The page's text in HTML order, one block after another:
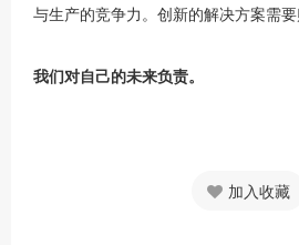
与生产的竞争力。创新的解决方案需要
我们对自己的未来负责。
加入收藏